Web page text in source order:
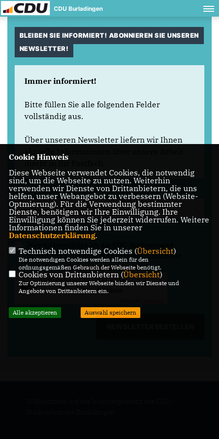
CDU Burladingen
BLEIBEN SIE INFORMIERT! ABONNIEREN SIE UNSEREN
NEWSLETTER!
Immer informiert!
Bitte füllen Sie alle folgenden Felder
vollständig aus.
Über unseren Newsletter liefern wir Ihnen
aktuelle Informationen über unsere Arbeit
Hiermit berechtige ich die CDU-Stadtverband
Burladingen zur Nutzung der Daten im Sinn der
aufrufbarenDatenschutzerklärung.*
Anti-Roboter-Verifizierung
Hier klicken
Cookie Hinweis
Diese Webseite verwendet Cookies, die notwendig
sind, um die Webseite zu nutzen. Weiterhin
verwenden wir Dienste von Drittanbietern, die uns
helfen, unser Webangebot zu verbessern (Website-
Optmierung). Für die Verwendung bestimmter
Dienste, benötigen wir Ihre Einwilligung. Ihre
Einwilligung können Sie jederzeit widerrufen. Weitere
Informationen finden Sie in unserer
Datenschutzerklärung.
Technisch notwendige Cookies (Übersicht)
Die notwendigen Cookies werden allein für den
ordnungsgemäßen Gebrauch der Webseite benötigt.
Cookies von Drittanbietern (Übersicht)
Zur Optimierung unserer Webseite binden wir Dienste und
Angebote von Drittanbietern ein.
Alle akzeptieren Auswahl speichern